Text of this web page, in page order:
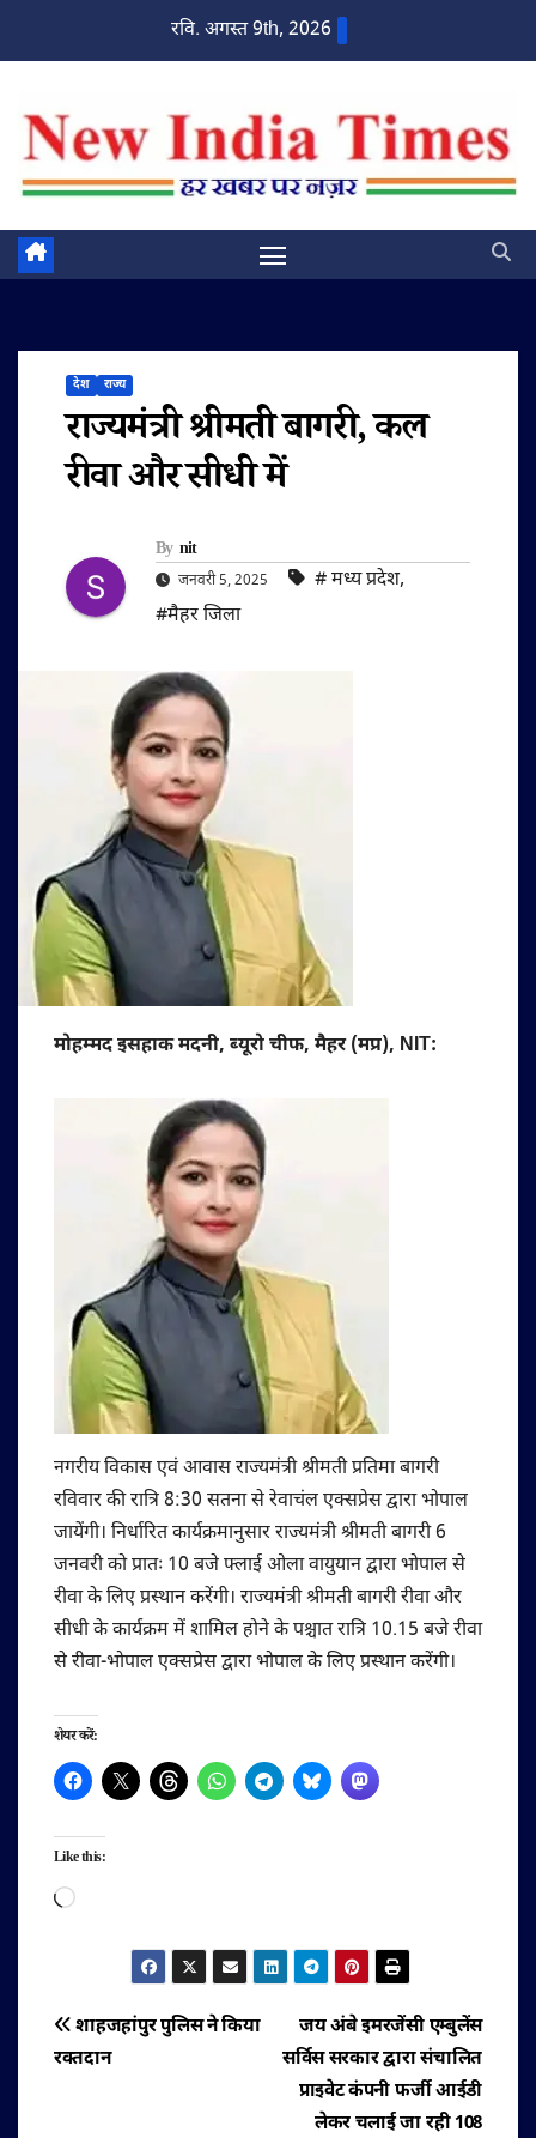
रवि. अगस्त 9th, 2026
देश राज्य
राज्यमंत्री श्रीमती बागरी, कल
रीवा और सीधी में
By nit
जनवरी 5, 2025 #‌ मध्य प्रदेश,
#मैहर जिला
मोहम्मद इसहाक मदनी, ब्यूरो चीफ, मैहर (मप्र), NIT:
नगरीय विकास एवं आवास राज्यमंत्री श्रीमती प्रतिमा बागरी
रविवार की रात्रि 8:30 सतना से रेवाचंल एक्सप्रेस द्वारा भोपाल
जायेंगी। निर्धारित कार्यक्रमानुसार राज्यमंत्री श्रीमती बागरी 6
जनवरी को प्रातः 10 बजे फ्लाई ओला वायुयान द्वारा भोपाल से
रीवा के लिए प्रस्थान करेंगी। राज्यमंत्री श्रीमती बागरी रीवा और
सीधी के कार्यक्रम में शामिल होने के पश्चात रात्रि 10.15 बजे रीवा
से रीवा-भोपाल एक्सप्रेस द्वारा भोपाल के लिए प्रस्थान करेंगी।
शेयर करें:
Like this:
Loading…
पोस्ट
नेविगेशन
जय अंबे इमरजेंसी एम्बुलेंस
सर्विस सरकार द्वारा संचालित
प्राइवेट कंपनी फर्जी आईडी
लेकर चलाई जा रही 108
शाहजहांपुर पुलिस ने किया
रक्तदान